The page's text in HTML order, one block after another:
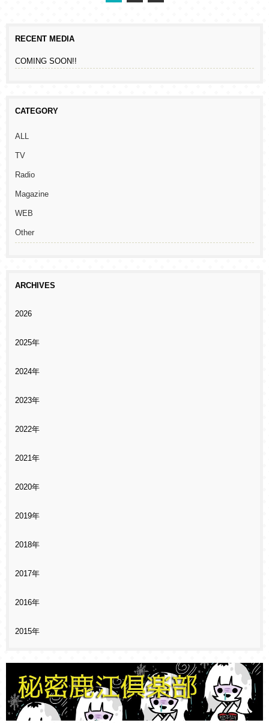
RECENT MEDIA
COMING SOON!!
CATEGORY
ALL
TV
Radio
Magazine
WEB
Other
ARCHIVES
2026
2025年
2024年
2023年
2022年
2021年
2020年
2019年
2018年
2017年
2016年
2015年